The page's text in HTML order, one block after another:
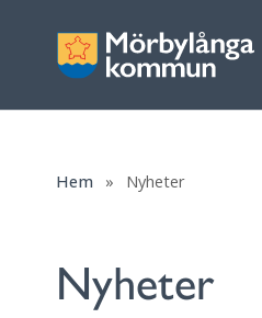
Hem » Nyheter
Nyheter